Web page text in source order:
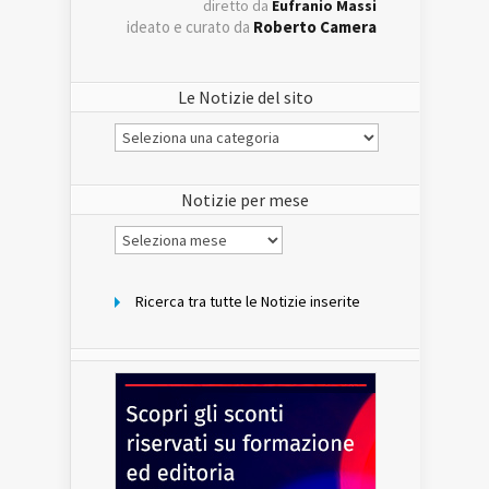
diretto da Eufranio Massi
ideato e curato da Roberto Camera
Le Notizie del sito
Le
Notizie
Notizie per mese
Notizie
per
Ricerca tra tutte le Notizie inserite